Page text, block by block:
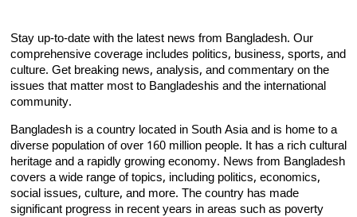
Stay up-to-date with the latest news from Bangladesh. Our
comprehensive coverage includes politics, business, sports, and
culture. Get breaking news, analysis, and commentary on the
issues that matter most to Bangladeshis and the international
community.
Bangladesh is a country located in South Asia and is home to a
diverse population of over 160 million people. It has a rich cultural
heritage and a rapidly growing economy. News from Bangladesh
covers a wide range of topics, including politics, economics,
social issues, culture, and more. The country has made
significant progress in recent years in areas such as poverty